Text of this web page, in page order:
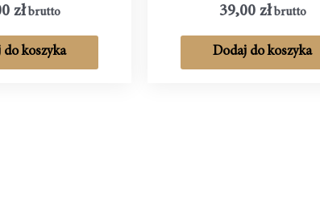
złbrutto
do koszyka
39,00 złbrutto
Dodaj do koszyka